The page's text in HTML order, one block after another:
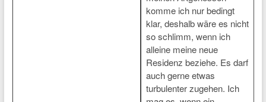
komme ich nur bedingt
klar, deshalb wäre es nicht
so schlimm, wenn ich
alleine meine neue
Residenz beziehe. Es darf
auch gerne etwas
turbulenter zugehen. Ich